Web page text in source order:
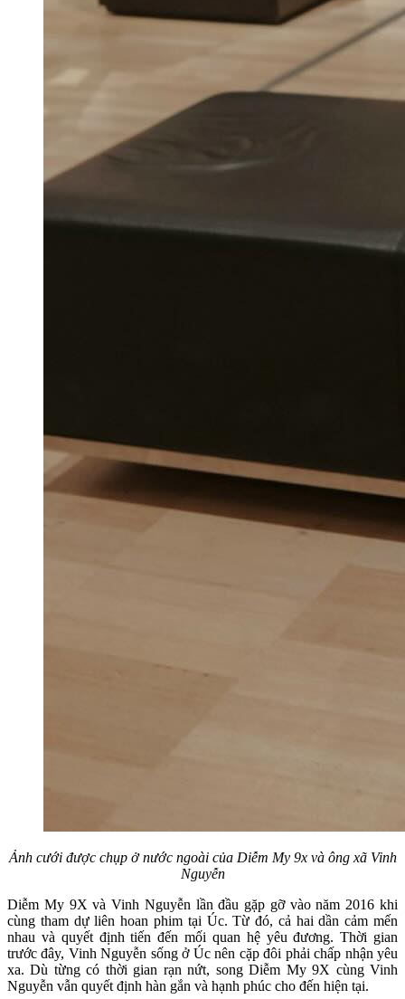
Ảnh cưới được chụp ở nước ngoài của Diễm My 9x và ông xã Vinh
Nguyễn
Diễm My 9X và Vinh Nguyễn lần đầu gặp gỡ vào năm 2016 khi
cùng tham dự liên hoan phim tại Úc. Từ đó, cả hai dần cảm mến
nhau và quyết định tiến đến mối quan hệ yêu đương. Thời gian
trước đây, Vinh Nguyễn sống ở Úc nên cặp đôi phải chấp nhận yêu
xa. Dù từng có thời gian rạn nứt, song Diễm My 9X cùng Vinh
Nguyễn vẫn quyết định hàn gắn và hạnh phúc cho đến hiện tại.